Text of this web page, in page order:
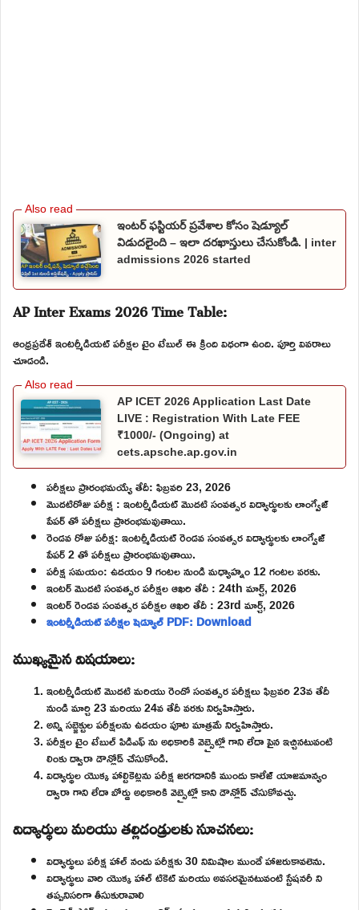
ఇంటర్ ఫస్టియర్ ప్రవేశాల కోసం షెడ్యూల్
విడుదలైంది – ఇలా దరఖాస్తులు చేసుకోండి. | inter
admissions 2026 started
AP Inter Exams 2026 Time Table:
ఆంధ్రప్రదేశ్ ఇంటర్మీడియట్ పరీక్షల టైం టేబుల్ ఈ క్రింది విధంగా ఉంది. పూర్తి వివరాలు
చూడండి.
AP ICET 2026 Application Last Date
LIVE : Registration With Late FEE
₹1000/- (Ongoing) at
cets.apsche.ap.gov.in
పరీక్షలు ప్రారంభమయ్యే తేదీ: ఫిబ్రవరి 23, 2026
మొదటిరోజు పరీక్ష : ఇంటర్మీడియట్ మొదటి సంవత్సర విద్యార్థులకు లాంగ్వేజ్
పేపర్ తో పరీక్షలు ప్రారంభమవుతాయి.
రెండవ రోజు పరీక్ష: ఇంటర్మీడియట్ రెండవ సంవత్సర విద్యార్థులకు లాంగ్వేజ్
పేపర్ 2 తో పరీక్షలు ప్రారంభమవుతాయి.
పరీక్ష సమయం: ఉదయం 9 గంటల నుండి మధ్యాహ్నం 12 గంటల వరకు.
ఇంటర్ మొదటి సంవత్సర పరీక్షల ఆఖరి తేదీ : 24th మార్చ్, 2026
ఇంటర్ రెండవ సంవత్సర పరీక్షల ఆఖరి తేదీ : 23rd మార్చ్, 2026
ఇంటర్మీడియట్ పరీక్షల షెడ్యూల్ PDF: Download
ముఖ్యమైన విషయాలు:
ఇంటర్మీడియట్ మొదటి మరియు రెండో సంవత్సర పరీక్షలు ఫిబ్రవరి 23వ తేదీ
నుండి మార్చి 23 మరియు 24వ తేదీ వరకు నిర్వహిస్తారు.
అన్ని సబ్జెక్టుల పరీక్షలను ఉదయం పూట మాత్రమే నిర్వహిస్తారు.
పరీక్షల టైం టేబుల్ పిడిఎఫ్ ను అధికారికి వెబ్సైట్లో గాని లేదా పైన ఇచ్చినటువంటి
లింకు ద్వారా డౌన్లోడ్ చేసుకోండి.
విద్యార్థుల యొక్క హాల్టికెట్లను పరీక్ష జరగడానికి ముందు కాలేజ్ యాజమాన్యం
ద్వారా గాని లేదా బోర్డు అధికారికి వెబ్సైట్లో కాని డౌన్లోడ్ చేసుకోవచ్చు.
విద్యార్థులు మరియు తల్లిదండ్రులకు సూచనలు:
విద్యార్థులు పరీక్ష హాల్ నందు పరీక్షకు 30 నిమిషాల ముందే హాజరుకావలెను.
విద్యార్థులు వారి యొక్క హాల్ టికెట్ మరియు అవసరమైనటువంటి స్టేషనరీ ని
తప్పనిసరిగా తీసుకురావాలి